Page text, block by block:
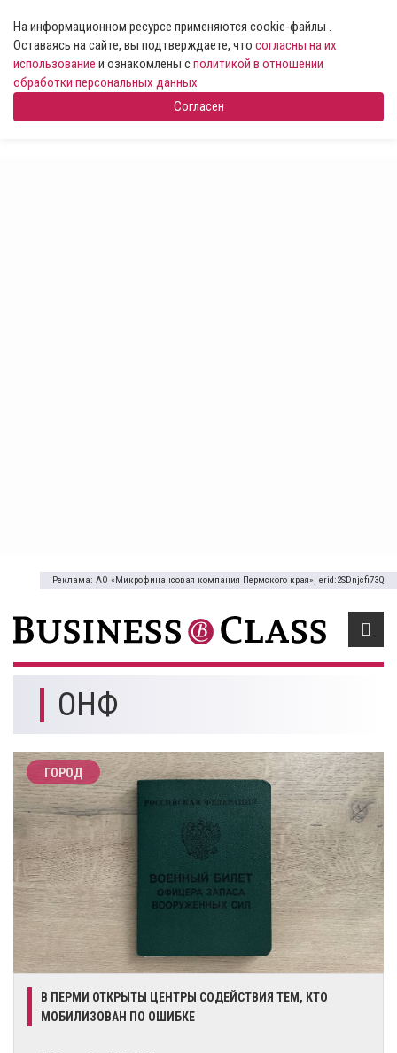
На информационном ресурсе применяются cookie-файлы .
Оставаясь на сайте, вы подтверждаете, что согласны на их
использование и ознакомлены сполитикой в отношении
обработки персональных данных
Согласен
Реклама: АО «Микрофинансовая компания Пермского края», erid:2SDnjcfi73Q
ОНФ
ГОРОД
​В ПЕРМИ ОТКРЫТЫ ЦЕНТРЫ СОДЕЙСТВИЯ ТЕМ, КТО
МОБИЛИЗОВАН ПО ОШИБКЕ